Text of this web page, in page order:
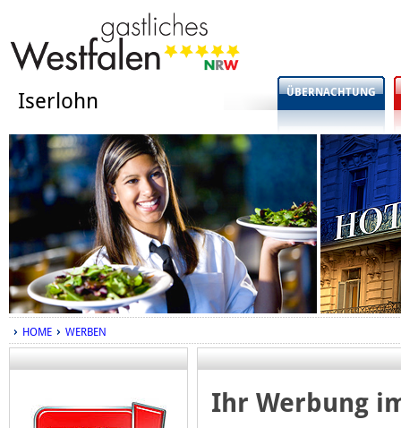
Iserlohn ÜBERNACHTUNG
HOME WERBEN
Ihr Werbung